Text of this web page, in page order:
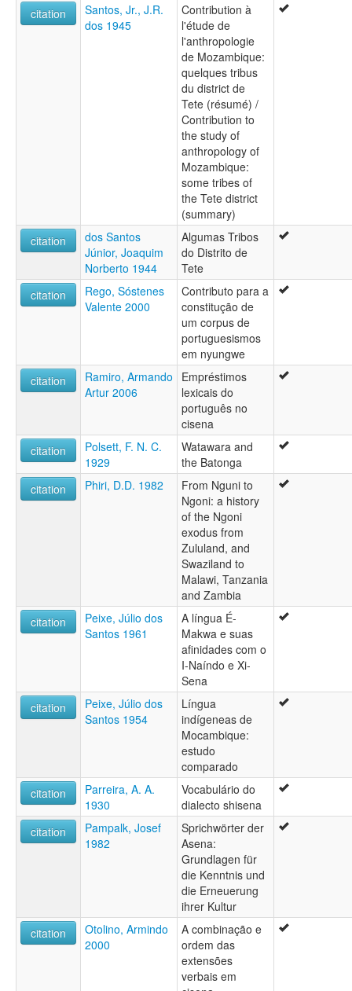
citation
Santos, Jr., J.R.
dos 1945
Contribution à
l'étude de
l'anthropologie
de Mozambique:
quelques tribus
du district de
Tete (résumé) /
Contribution to
the study of
anthropology of
Mozambique:
some tribes of
the Tete district
(summary)
citation
dos Santos
Júnior, Joaquim
Norberto 1944
Algumas Tribos
do Distrito de
Tete
citation
Rego, Sóstenes
Valente 2000
Contributo para a
constitução de
um corpus de
portuguesismos
em nyungwe
citation
Ramiro, Armando
Artur 2006
Empréstimos
lexicais do
português no
cisena
citation
Polsett, F. N. C.
1929
Watawara and
the Batonga
citation
Phiri, D.D. 1982
From Nguni to
Ngoni: a history
of the Ngoni
exodus from
Zululand, and
Swaziland to
Malawi, Tanzania
and Zambia
citation
Peixe, Júlio dos
Santos 1961
A língua É-
Makwa e suas
afinidades com o
I-Naíndo e Xi-
Sena
citation
Peixe, Júlio dos
Santos 1954
Língua
indígeneas de
Mocambique:
estudo
comparado
citation
Parreira, A. A.
1930
Vocabulário do
dialecto shisena
citation
Pampalk, Josef
1982
Sprichwörter der
Asena:
Grundlagen für
die Kenntnis und
die Erneuerung
ihrer Kultur
citation
Otolino, Armindo
2000
A combinação e
ordem das
extensões
verbais em